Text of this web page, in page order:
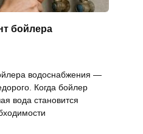
бойлера
водоснабжения —
Когда бойлер
вода становится